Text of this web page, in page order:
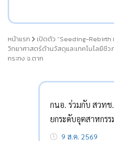
หน้าแรก
เปิดตัว “Seeding-Rebirth
วิทยาศาสตร์ด้านวัสดุและเทคโนโลยีชี
กระทง จ.ตาก
กนอ. ร่วมกับ สวท
ยกระดับอุตสาหกร
9 ส.ค. 2569